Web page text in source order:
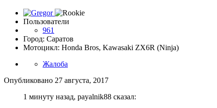
Пользователи
961
Город: Саратов
Мотоцикл: Honda Bros, Kawasaki ZX6R (Ninja)
Жалоба
Опубликовано 27 августа, 2017
1 минуту назад, payalnik88 сказал: